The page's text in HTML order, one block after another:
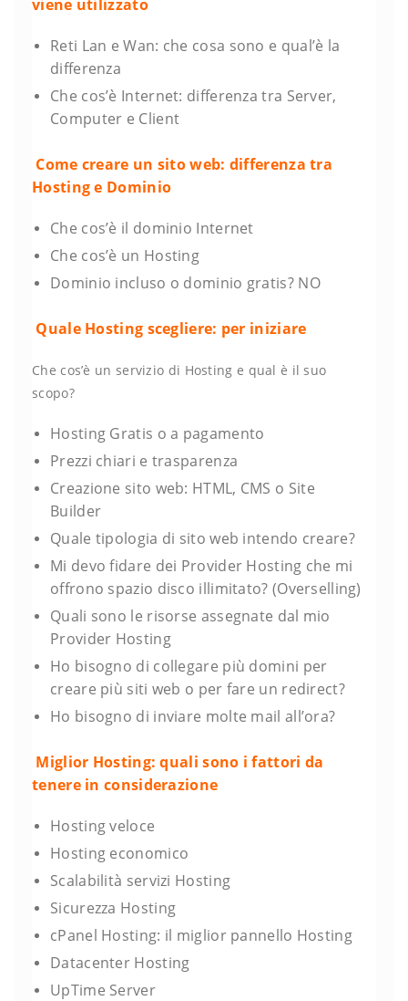
viene utilizzato
Reti Lan e Wan: che cosa sono e qual’è la
differenza
Che cos’è Internet: differenza tra Server,
Computer e Client
Come creare un sito web: differenza tra
Hosting e Dominio
Che cos’è il dominio Internet
Che cos’è un Hosting
Dominio incluso o dominio gratis? NO
Quale Hosting scegliere: per iniziare
Che cos’è un servizio di Hosting e qual è il suo
scopo?
Hosting Gratis o a pagamento
Prezzi chiari e trasparenza
Creazione sito web: HTML, CMS o Site
Builder
Quale tipologia di sito web intendo creare?
Mi devo fidare dei Provider Hosting che mi
offrono spazio disco illimitato? (Overselling)
Quali sono le risorse assegnate dal mio
Provider Hosting
Ho bisogno di collegare più domini per
creare più siti web o per fare un redirect?
Ho bisogno di inviare molte mail all’ora?
Miglior Hosting: quali sono i fattori da
tenere in considerazione
Hosting veloce
Hosting economico
Scalabilità servizi Hosting
Sicurezza Hosting
cPanel Hosting: il miglior pannello Hosting
Datacenter Hosting
UpTime Server